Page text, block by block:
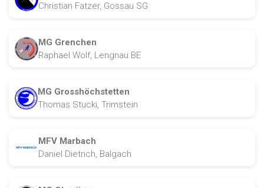
Christian Fatzer, Gossau SG
MG Grenchen
Raphael Wolf, Lengnau BE
MG Grosshöchstetten
Thomas Stucki, Trimstein
MFV Marbach
Daniel Dietrich, Balgach